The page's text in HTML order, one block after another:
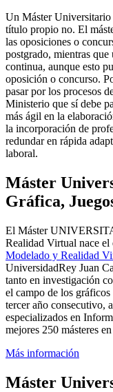
Un Máster Universitario
título propio no. El
las oposiciones o
postgrado, mientras
continua, aunque esto
oposición o concurso.
pasar por los procesos
Ministerio que sí debe
más ágil en la
la incorporación de
redundar en rápida
laboral.
Máster
Gráfica,
El Máster
Realidad Virtual nace el
Modelado y Realidad
UniversidadRey Juan
tanto en investigación
el campo de los
tercer año consecutivo,
especializados en
mejores 250 másteres
Más información
Máster